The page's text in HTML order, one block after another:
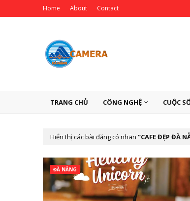
Home About Contact
TRANG CHỦ CÔNG NGHỆ CUỘC
Hiển thị các bài đăng có nhãn CAFE ĐẸP ĐÀ
ĐÀ NẴNG